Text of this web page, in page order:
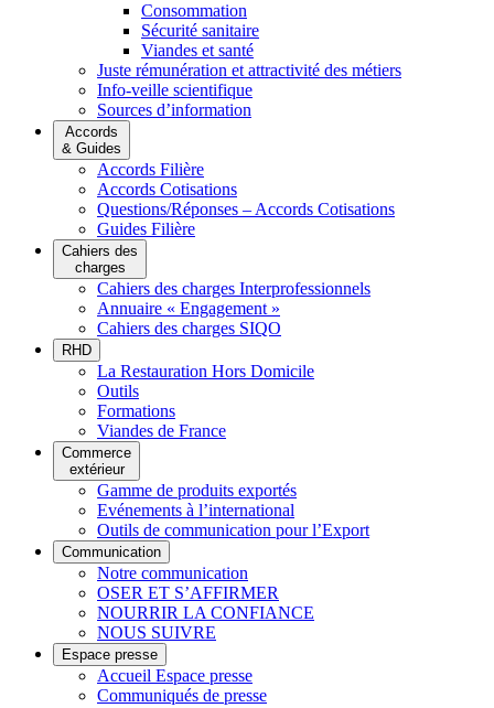
Consommation
Sécurité sanitaire
Viandes et santé
Juste rémunération et attractivité des métiers
Info-veille scientifique
Sources d’information
Accords
& Guides
Accords Filière
Accords Cotisations
Questions/Réponses – Accords Cotisations
Guides Filière
Cahiers des
charges
Cahiers des charges Interprofessionnels
Annuaire « Engagement »
Cahiers des charges SIQO
RHD
La Restauration Hors Domicile
Outils
Formations
Viandes de France
Commerce
extérieur
Gamme de produits exportés
Evénements à l’international
Outils de communication pour l’Export
Communication
Notre communication
OSER ET S’AFFIRMER
NOURRIR LA CONFIANCE
NOUS SUIVRE
Espace presse
Accueil Espace presse
Communiqués de presse